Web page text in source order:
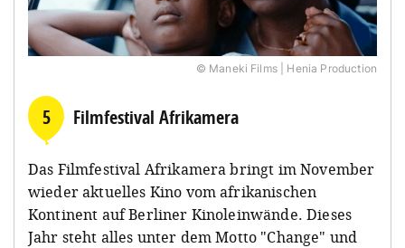
© Maneki Films | Henia Production
5 Filmfestival Afrikamera
Das Filmfestival Afrikamera bringt im November
wieder aktuelles Kino vom afrikanischen
Kontinent auf Berliner Kinoleinwände. Dieses
Jahr steht alles unter dem Motto "Change" und